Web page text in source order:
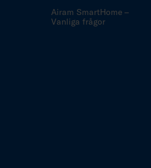
Airam SmartHome –
Vanliga frågor